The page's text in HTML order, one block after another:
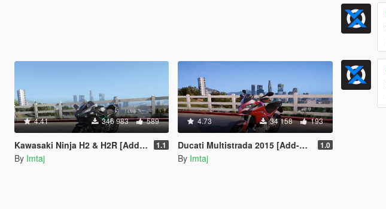
4.41 346 983 589
Kawasaki Ninja H2 & H2R [Add-On | Tunable] 1.1
By Imtaj
4.73 34 158 193
Ducati Multistrada 2015 [Add-On | Tunable] 1.0
By Imtaj